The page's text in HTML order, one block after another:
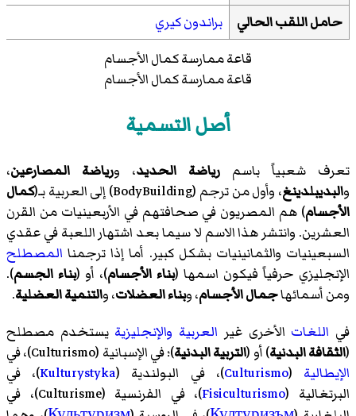
حامل اللقب الحالي
براندون كيري
قاعة ممارسة كمال الأجسام
قاعة ممارسة كمال الأجسام
أصل التسمية
تعرف شعبياً باسم رياضة الحديد، ورياضة المصارعين،
والبديبلدينغ، وأول من ترجم (BodyBuilding) إلى العربية بـ(
كمال
الأجسام) هم المصريون في صحافتهم في الأربعينيات من القرن
العشرين. وانتشر هذا الاسم لا سيما بعد اشتهار اللعبة في عقدي
السبعينيات والثمانينيات بشكل كبير. أما إذا ترجمنا المصطلح
الإنجليزي حرفياً فيكون اسمها (بناء الأجسام)، أو (بناء الجسم).
ومن أسمائهاجمال الأجسام، وبناء العضلات، والتنمية العضلية.
في اللغات الأخرى غير العربية والإنجليزية يستخدم مصطلح
(الثقافة البدنية) أو (التربية البدنية)؛ في الإسبانية (Culturismo)، في
الإيطالية (
Culturismo)، في البولندية (Kulturystyka)، في
البرتغالية (Fisiculturismo)، في الفرنسية (Culturisme)، في